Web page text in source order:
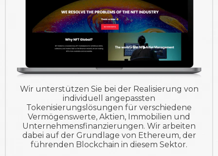
Wir unterstützen Sie bei der Realisierung von
individuell angepassten
Tokenisierungslösungen für verschiedene
Vermögenswerte, Aktien, Immobilien und
Unternehmensfinanzierungen. Wir arbeiten
dabei auf der Grundlage von Ethereum, der
führenden Blockchain in diesem Sektor.